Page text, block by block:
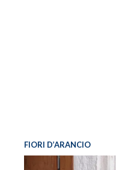
FIORI D’ARANCIO